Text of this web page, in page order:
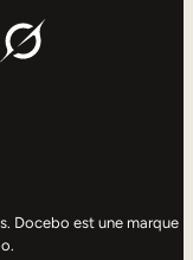
Docebo est une marque